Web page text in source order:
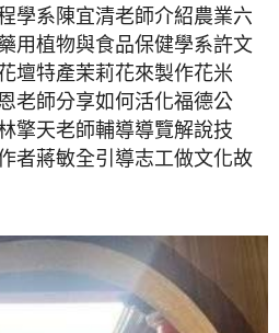
學系陳宜清老師介紹農業六
用植物與食品保健學系許文
壇特產茉莉花來製作花米
老師分享如何活化福德公
擎天老師輔導導覽解說技
者蔣敏全引導志工做文化故